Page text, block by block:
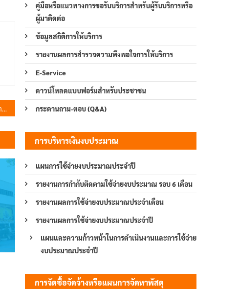
ประชุมสภาเทศบาลตำบลลำนารายณ์ สมัยสามัญ สมัยที่ 2 ประจำปี 2567
คู่มือหรือแนวทางการขอรับบริการสำหรับผู้รับบริการหรือ
ผู้มาติดต่อ
ข้อมูลสถิติการให้บริการ
รายงานผลการสำรวจความพึงพอใจการให้บริการ
E-Service
ดาวน์โหลดแบบฟอร์มสำหรับประชาชน
กระดานถาม-ตอบ (Q&A)
การบริหารเงินงบประมาณ
แผนการใช้จ่ายงบประมาณประจำปี
รายงานการกำกับติดตามใช้จ่ายงบประมาณ รอบ 6 เดือน
รายงานผลการใช้จ่ายงบประมาณประจำเดือน
รายงานผลการใช้จ่ายงบประมาณประจำปี
แผนและความก้าวหน้าในการดำเนินงานและการใช้จ่าย
งบประมาณประจำปี
การจัดซื้อจัดจ้างหรือแผนการจัดหาพัสดุ